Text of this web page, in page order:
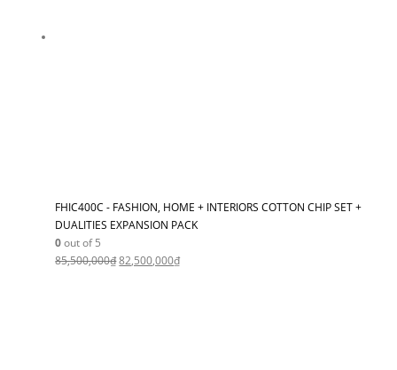
FHIC400C - FASHION, HOME + INTERIORS COTTON CHIP SET +
DUALITIES EXPANSION PACK
0out of 5
85,500,000₫82,500,000₫